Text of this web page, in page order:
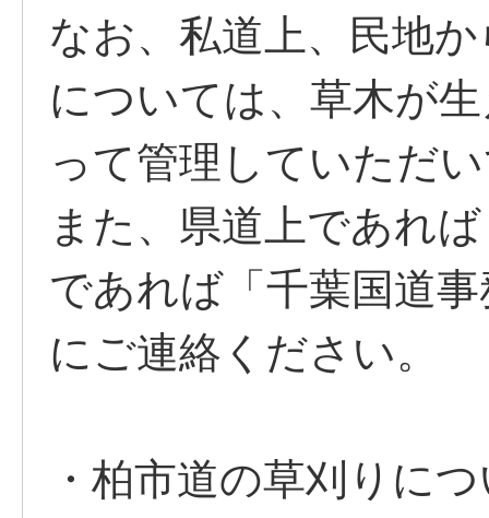
なお、私道上、民地
については、草木が
って管理していただ
また、県道上であれ
であれば「千葉国道
にご連絡ください。
・柏市道の草刈りに